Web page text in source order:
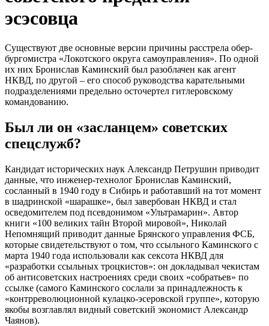
эсэсовца
Существуют две основные версии причины расстрела обер-
бургомистра «Локотского округа самоуправления». По одной
их них Бронислав Каминский был разоблачен как агент
НКВД, по другой – его способ руководства карательными
подразделениями предельно осточертел гитлеровскому
командованию.
Был ли он «засланцем» советских
спецслужб?
Кандидат исторических наук Александр Петрушин приводит
данные, что инженер-технолог Бронислав Каминский,
сосланный в 1940 году в Сибирь и работавший на тот момент
в шадринской «шарашке», был завербован НКВД и стал
осведомителем под псевдонимом «Ультрамарин». Автор
книги «100 великих тайн Второй мировой», Николай
Непомнящий приводит данные Брянского управления ФСБ,
которые свидетельствуют о том, что ссыльного Каминского с
марта 1940 года использовали как сексота НКВД для
«разработки ссыльных троцкистов»: он докладывал чекистам
об антисоветских настроениях среди своих «собратьев» по
ссылке (самого Каминского сослали за принадлежность к
«контрреволюционной кулацко-эсеровской группе», которую
якобы возглавлял видный советский экономист Александр
Чаянов).